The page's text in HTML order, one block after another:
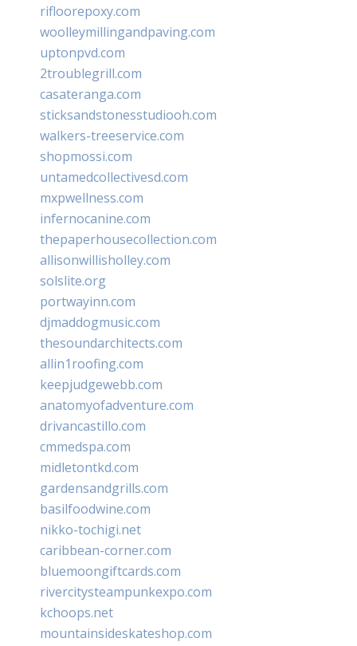
rifloorepoxy.com
woolleymillingandpaving.com
uptonpvd.com
2troublegrill.com
casateranga.com
sticksandstonesstudiooh.com
walkers-treeservice.com
shopmossi.com
untamedcollectivesd.com
mxpwellness.com
infernocanine.com
thepaperhousecollection.com
allisonwillisholley.com
solslite.org
portwayinn.com
djmaddogmusic.com
thesoundarchitects.com
allin1roofing.com
keepjudgewebb.com
anatomyofadventure.com
drivancastillo.com
cmmedspa.com
midletontkd.com
gardensandgrills.com
basilfoodwine.com
nikko-tochigi.net
caribbean-corner.com
bluemoongiftcards.com
rivercitysteampunkexpo.com
kchoops.net
mountainsideskateshop.com